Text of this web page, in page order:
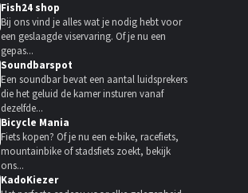
Fish24 shop
Bij ons vind je alles wat je nodig hebt voor
een geslaagde viservaring. Of je nu een
gepas...
Soundbarspot
Een soundbar bevat een aantal luidsprekers
die het geluid de kamer insturen vanaf
dezelfde...
Bicycle Mania
Fiets kopen? Of je nu een e-bike, racefiets,
mountainbike of stadsfiets zoekt, bekijk
ons...
KadoKiezer